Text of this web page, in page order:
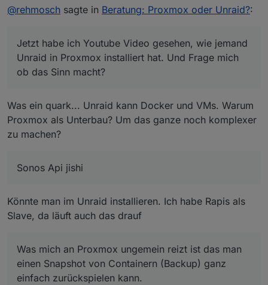
Kiste laufen lassen.
ioBRoker
Deconz
Pihole oder Adguard
Sonos Api jishii
-Paperless
Fotos, Dokumente und Downloads. Kein Streaming
von Filmen oder Musik. Hier verbinde ich mich
eigentlich mit der NAS nur 1 bis 2 Mal in der Woche,
um Fotos von den iPhones zu sichern oder
Jetzt habe ich Youtube Video gesehen, wie jemand
Unraid in Proxmox installiert hat. Und Frage mich ob
das Sinn macht?
Was mich an Proxmox ungemein reizt ist das man
da die Festplatten ziemlich schnell in den Spindown
gehen. Geht das auch für Truenas?
Wie soll ich ioBroker auf Proxmox installieren? Habe
hier gelesen, dass die meißten einen LXC Container
Danke
@rehmosch sagte in Beratung: Proxmox oder Unraid?:
Jetzt habe ich Youtube Video gesehen, wie jemand
Unraid in Proxmox installiert hat. Und Frage mich
ob das Sinn macht?
Was ein quark... Unraid kann Docker und VMs. Warum
Proxmox als Unterbau? Um das ganze noch komplexer
zu machen?
Sonos Api jishi
Könnte man im Unraid installieren. Ich habe Rapis als
Slave, da läuft auch das drauf
Was mich an Proxmox ungemein reizt ist das man
einen Snapshot von Containern (Backup) ganz
einfach zurückspielen kann.